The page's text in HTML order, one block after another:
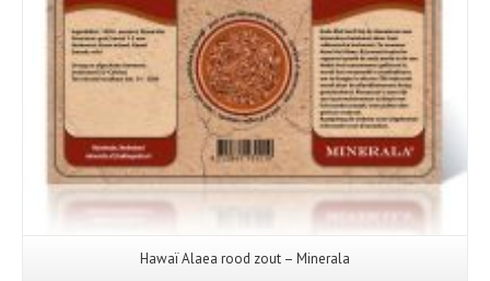
Hawaï Alaea rood zout – Minerala